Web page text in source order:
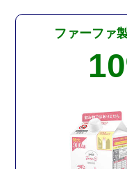
ファーファ